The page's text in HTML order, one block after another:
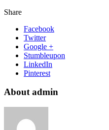
Share
Facebook
Twitter
Google +
Stumbleupon
LinkedIn
Pinterest
About admin